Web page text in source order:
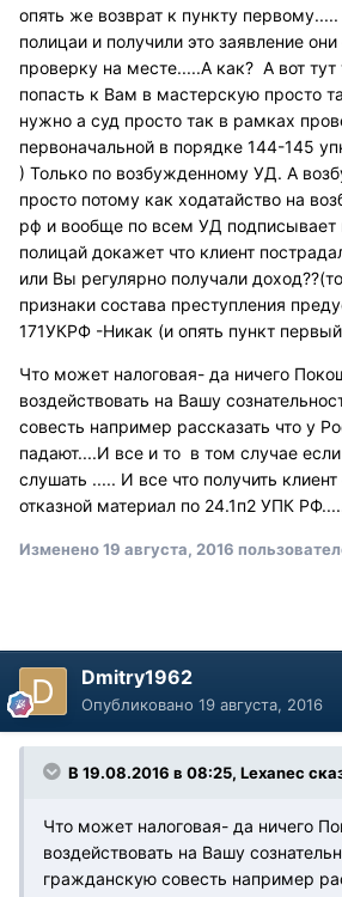
опять же возврат к пункту
полицаи и получили это заявление
проверку на месте.....А как? А вот
попасть к Вам в мастерскую просто
нужно а суд просто так в рамках
первоначальной в порядке 144-145
) Только по возбужденному УД. А
просто потому как ходатайство на
рф и вообще по всем УД подписывает
полицай докажет что клиент
или Вы регулярно получали
признаки состава преступления
171УКРФ -Никак (и опять пункт
Что может налоговая- да ничего
воздействовать на Вашу
совесть например рассказать что у
падают....И все и то в том случае
слушать ..... И все что получить
отказной материал по 24.1п2 УПК
Изменено19 августа, 2016
Dmitry1962
Опубликовано 19 августа, 2016
В 19.08.2016 в 08:25, Lexanec
Что может налоговая- да ничего
воздействовать на Вашу
гражданскую совесть например